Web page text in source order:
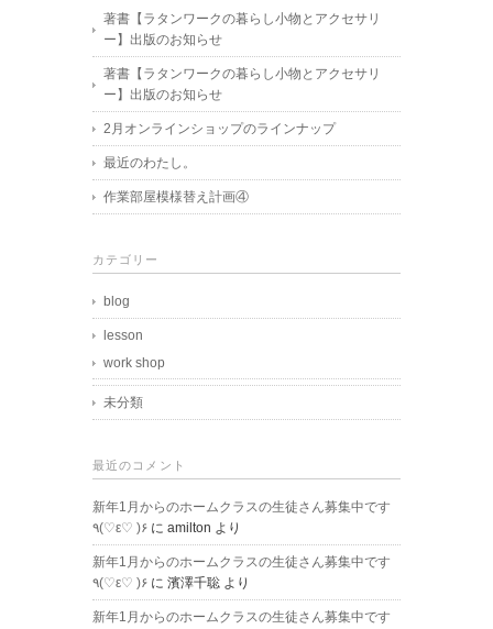
著書【ラタンワークの暮らし小物とアクセサリ
ー】出版のお知らせ
著書【ラタンワークの暮らし小物とアクセサリ
ー】出版のお知らせ
2月オンラインショップのラインナップ
最近のわたし。
作業部屋模様替え計画④
カテゴリー
blog
lesson
work shop
未分類
最近のコメント
新年1月からのホームクラスの生徒さん募集中です
٩(♡ε♡ )۶ に amilton より
新年1月からのホームクラスの生徒さん募集中です
٩(♡ε♡ )۶ に 濱澤千聡 より
新年1月からのホームクラスの生徒さん募集中です